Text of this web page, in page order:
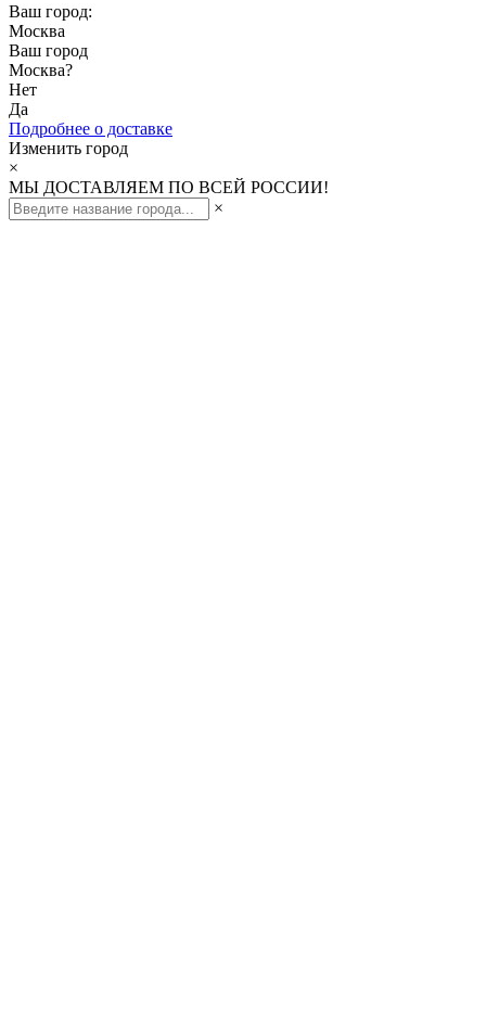
Ваш город:
Москва
Ваш город
Москва?
Нет
Да
Подробнее о доставке
Изменить город
×
МЫ ДОСТАВЛЯЕМ ПО ВСЕЙ РОССИИ!
×